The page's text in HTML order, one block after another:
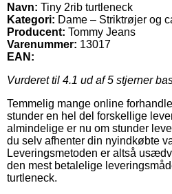
Navn: Tiny 2rib turtleneck
Kategori: Dame – Striktrøjer og
Producent: Tommy Jeans
Varenummer: 13017
EAN:
Vurderet til 4.1 ud af 5 stjerner
Temmelig mange online
stunder en hel del forskellige
almindelige er nu om stunder
du selv afhenter din nyindkøbte
Leveringsmetoden er altså
den mest betalelige
turtleneck.